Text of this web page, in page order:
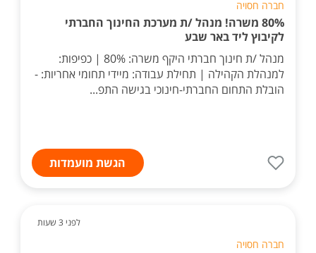
חברה חסויה
80% משרה! מנהל /ת מערכת החינוך החברתי
לקיבוץ ליד באר שבע
מנהל /ת חינוך חברתי היקף משרה: 80% | כפיפות:
למנהלת הקהילה | תחילת עבודה: מיידי תחומי אחריות: -
הובלת התחום החברתי-חינוכי בגישה התפ...
הגשת מועמדות
לפני 3 שעות
חברה חסויה